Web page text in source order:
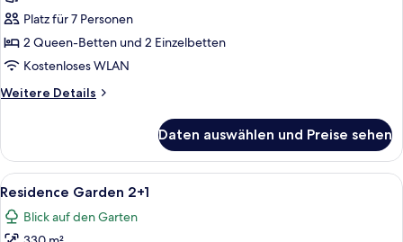
Prestige
Sea
3+1
Platz für 7 Personen
2 Queen-Betten und 2 Einzelbetten
Kostenloses WLAN
Weitere Details
Weitere
Prestige
Sea
3+1
Daten auswählen und Preise sehen
Alle
Fotos
für
8
Residence Garden 2+1
Blick auf den Garten